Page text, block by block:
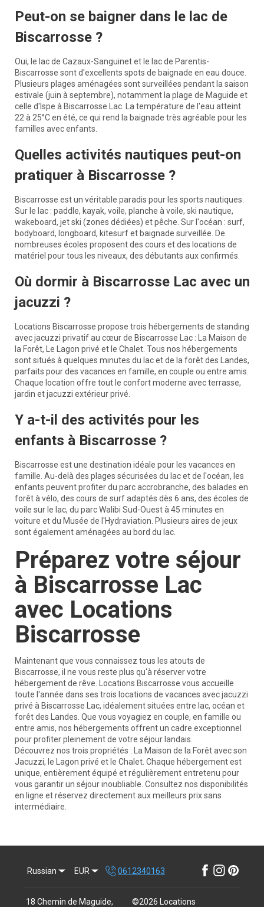
Peut-on se baigner dans le lac de
Biscarrosse ?
Oui, le lac de Cazaux-Sanguinet et le lac de Parentis-
Biscarrosse sont d'excellents spots de baignade en eau douce.
Plusieurs plages aménagées sont surveillées pendant la saison
estivale (juin à septembre), notamment la plage de Maguide et
celle d'Ispe à Biscarrosse Lac. La température de l'eau atteint
22 à 25°C en été, ce qui rend la baignade très agréable pour les
familles avec enfants.
Quelles activités nautiques peut-on
pratiquer à Biscarrosse ?
Biscarrosse est un véritable paradis pour les sports nautiques.
Sur le lac : paddle, kayak, voile, planche à voile, ski nautique,
wakeboard, jet ski (zones dédiées) et pêche. Sur l'océan : surf,
bodyboard, longboard, kitesurf et baignade surveillée. De
nombreuses écoles proposent des cours et des locations de
matériel pour tous les niveaux, des débutants aux confirmés.
Où dormir à Biscarrosse Lac avec un
jacuzzi ?
Locations Biscarrosse propose trois hébergements de standing
avec jacuzzi privatif au cœur de Biscarrosse Lac : La Maison de
la Forêt, Le Lagon privé et le Chalet. Tous nos hébergements
sont situés à quelques minutes du lac et de la forêt des Landes,
parfaits pour des vacances en famille, en couple ou entre amis.
Chaque location offre tout le confort moderne avec terrasse,
jardin et jacuzzi extérieur privé.
Y a-t-il des activités pour les
enfants à Biscarrosse ?
Biscarrosse est une destination idéale pour les vacances en
famille. Au-delà des plages sécurisées du lac et de l'océan, les
enfants peuvent profiter du parc accrobranche, des balades en
forêt à vélo, des cours de surf adaptés dès 6 ans, des écoles de
voile sur le lac, du parc Walibi Sud-Ouest à 45 minutes en
voiture et du Musée de l'Hydraviation. Plusieurs aires de jeux
sont également aménagées au bord du lac.
Préparez votre séjour
à Biscarrosse Lac
avec Locations
Biscarrosse
Maintenant que vous connaissez tous les atouts de
Biscarrosse, il ne vous reste plus qu'à réserver votre
hébergement de rêve. Locations Biscarrosse vous accueille
toute l'année dans ses trois locations de vacances avec jacuzzi
privé à Biscarrosse Lac, idéalement situées entre lac, océan et
forêt des Landes. Que vous voyagiez en couple, en famille ou
entre amis, nos hébergements offrent un cadre exceptionnel
pour profiter pleinement de votre séjour landais.
Découvrez nos trois propriétés : La Maison de la Forêt avec son
Jacuzzi, le Lagon privé et le Chalet. Chaque hébergement est
unique, entièrement équipé et régulièrement entretenu pour
vous garantir un séjour inoubliable. Consultez nos disponibilités
en ligne et réservez directement aux meilleurs prix sans
intermédiaire.
Russian EUR 0612340163
18 Chemin de Maguide, ©2026 Locations